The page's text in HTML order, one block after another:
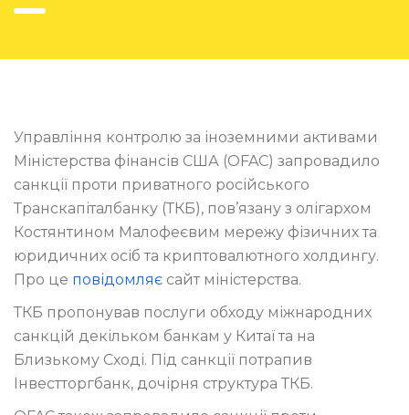
Управління контролю за іноземними активами
Міністерства фінансів США (OFAC) запровадило
санкції проти приватного російського
Транскапіталбанку (ТКБ), пов’язану з олігархом
Костянтином Малофеєвим мережу фізичних та
юридичних осіб та криптовалютного холдингу.
Про це повідомляє сайт міністерства.
ТКБ пропонував послуги обходу міжнародних
санкцій декільком банкам у Китаї та на
Близькому Сході. Під санкції потрапив
Інвестторгбанк, дочірня структура ТКБ.